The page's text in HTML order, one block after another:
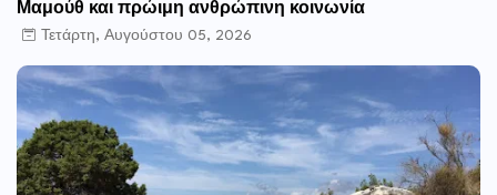
Μαμούθ και πρώιμη ανθρώπινη κοινωνία
Τετάρτη, Αυγούστου 05, 2026